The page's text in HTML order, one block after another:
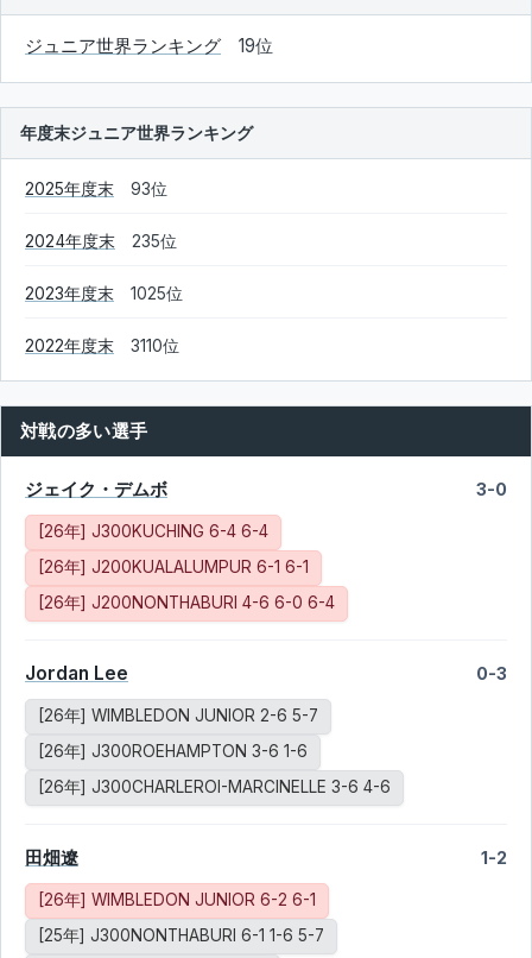
ジュニア世界ランキング 19位
年度末ジュニア世界ランキング
2025年度末 93位
2024年度末 235位
2023年度末 1025位
2022年度末 3110位
対戦の多い選手
ジェイク・デムボ 3-0
[26年] J300KUCHING 6-4 6-4
[26年] J200KUALALUMPUR 6-1 6-1
[26年] J200NONTHABURI 4-6 6-0 6-4
Jordan Lee 0-3
[26年] WIMBLEDON JUNIOR 2-6 5-7
[26年] J300ROEHAMPTON 3-6 1-6
[26年] J300CHARLEROI-MARCINELLE 3-6 4-6
田畑遼 1-2
[26年] WIMBLEDON JUNIOR 6-2 6-1
[25年] J300NONTHABURI 6-1 1-6 5-7